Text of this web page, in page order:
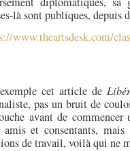
là sont publiques, depuis
www.theartsdesk.com/
cet article de
pas un bruit de
avant de
amis et consentants,
de travail, voilà qui ne